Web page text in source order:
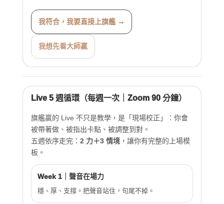
我符合，我要直接上旗艦 →
我想先看大師贏
Live 5 週循環（每週一次｜Zoom 90 分鐘）
旗艦贏的 Live 不只是教學，是「現場校正」：你會
被帶著做、被指出卡點、被調整到對。
五週依序走完： 2 力＋3 情境，讓你有完整的上場模
板。
Week 1｜聲音在場力
穩、厚、支撐。把聲音站住，句尾不掉。